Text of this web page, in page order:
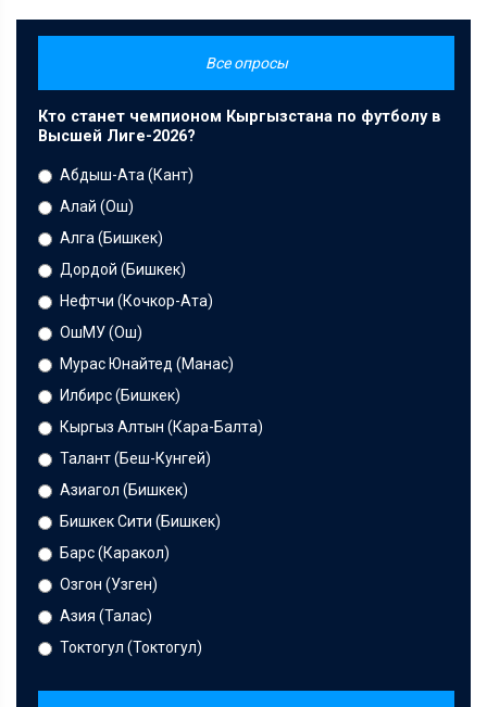
Все опросы
Кто станет чемпионом Кыргызстана по футболу в
Высшей Лиге-2026?
Абдыш-Ата (Кант)
Алай (Ош)
Алга (Бишкек)
Дордой (Бишкек)
Нефтчи (Кочкор-Ата)
ОшМУ (Ош)
Мурас Юнайтед (Манас)
Илбирс (Бишкек)
Кыргыз Алтын (Кара-Балта)
Талант (Беш-Кунгей)
Азиагол (Бишкек)
Бишкек Сити (Бишкек)
Барс (Каракол)
Озгон (Узген)
Азия (Талас)
Токтогул (Токтогул)